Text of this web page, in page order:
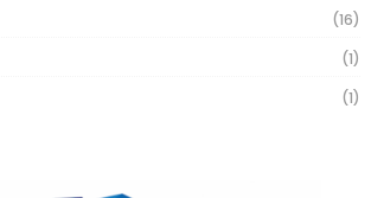
(16)
(1)
(1)